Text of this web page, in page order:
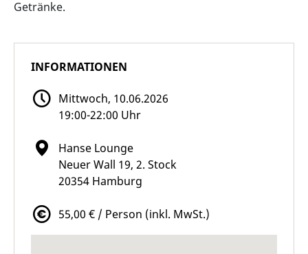
Getränke.
INFORMATIONEN
Mittwoch, 10.06.2026
19:00-22:00 Uhr
Hanse Lounge
Neuer Wall 19, 2. Stock
20354 Hamburg
55,00 € / Person (inkl. MwSt.)